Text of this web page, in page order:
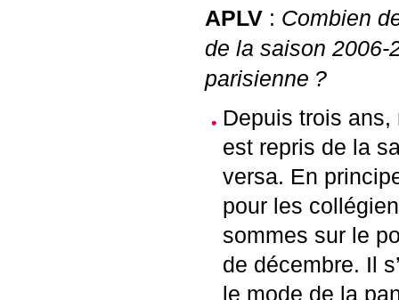
APLV : Combien
de la saison 2006-
parisienne ?
Depuis trois
est repris de la
versa. En
pour les
sommes sur le
de décembre. Il
le mode de la